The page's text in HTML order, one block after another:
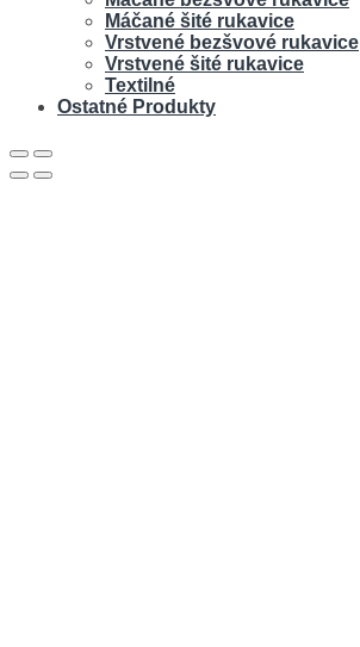
Máčané šité rukavice
Vrstvené bezšvové rukavice
Vrstvené šité rukavice
Textilné
Ostatné Produkty